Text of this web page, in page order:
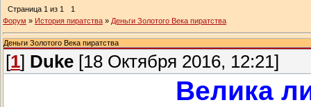
Страница 1 из 1
1
Форум » История пиратства » Деньги Золотого Века пиратства
Деньги Золотого Века пиратства
[1] Duke [18 Октября 2016, 12:21]
Велика